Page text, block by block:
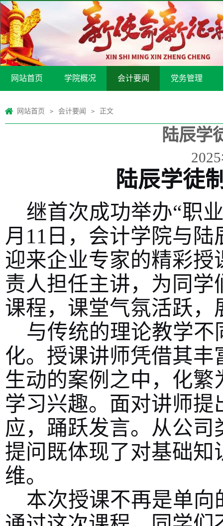
网站首页 学院概况 会计要闻 党务管理
网站首页 > 会计要闻 > 正文
陆辰学
陆辰学徒
继首次成功举办“职
月 11 日，会计学院与
迎来企业专家的精彩
责人担任主讲，为同
课程，课堂气氛活跃
与传统的理论教学
化。授课讲师凭借其
生动的案例之中，化
学习兴趣。面对讲师
应，踊跃发言。从公
提问既体现了对基础
维。
本次授课不再是单